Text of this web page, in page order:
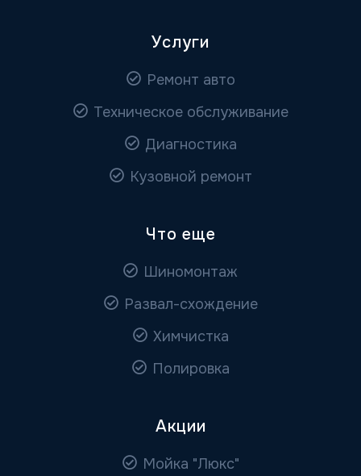
Услуги
Ремонт авто
Техническое обслуживание
Диагностика
Кузовной ремонт
Что еще
Шиномонтаж
Развал-схождение
Химчистка
Полировка
Акции
Мойка "Люкс"